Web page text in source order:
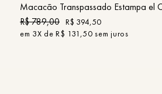
Macacão Transpassado Estampa el
R$789,00 R$ 394,50
em 3X deR$ 131 ,50 sem juros